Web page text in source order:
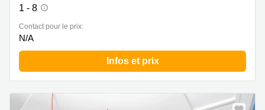
1 - 8
Contact pour le prix:
N/A
Infos et prix